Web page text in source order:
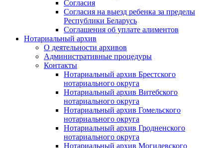
Согласия
Согласия на выезд ребенка за пределы
Республики Беларусь
Соглашения об уплате алиментов
Нотариальный архив
О деятельности архивов
Административные процедуры
Контакты
Нотариальный архив Брестского
нотариального округа
Нотариальный архив Витебского
нотариального округа
Нотариальный архив Гомельского
нотариального округа
Нотариальный архив Гродненского
нотариального округа
Нотариальный архив Могилевского